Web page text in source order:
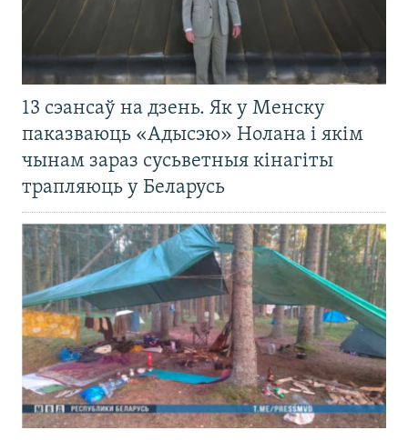
13 сэансаў на дзень. Як у Менску
паказваюць «Адысэю» Нолана і якім
чынам зараз сусьветныя кінагіты
трапляюць у Беларусь